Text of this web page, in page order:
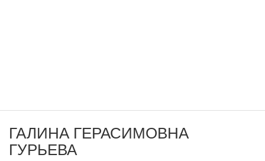
ГАЛИНА ГЕРАСИМОВНА
ГУРЬЕВА